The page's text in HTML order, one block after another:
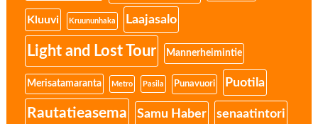
Kluuvi Kruununhaka Laajasalo
Light and Lost Tour Mannerheimintie
Merisatamaranta Metro Pasila Punavuori Puotila
Rautatieasema Samu Haber senaatintori